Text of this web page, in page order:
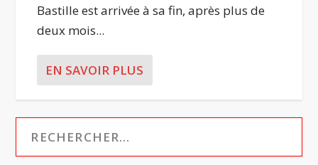
Bastille est arrivée à sa fin, après plus de
deux mois...
EN SAVOIR PLUS